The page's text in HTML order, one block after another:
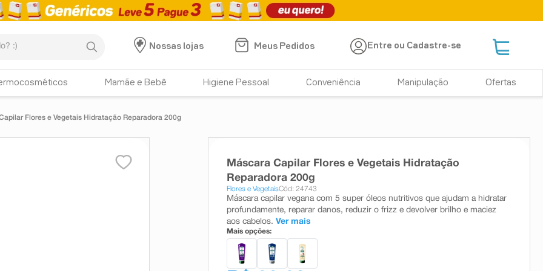
Nossas lojas
Meus Pedidos Entre ou Cadastre-se
Mamãe e Bebê Higiene Pessoal Conveniência Manipulação Ofertas
Flores e Vegetais Hidratação Reparadora 200g
Máscara Capilar Flores e Vegetais Hidratação
Reparadora 200g
Flores e VegetaisCód: 24743
Máscara capilar vegana com 5 super óleos nutritivos que ajudam a hidratar
profundamente, reparar danos, reduzir o frizz e devolver brilho e maciez
aos cabelos. Ver mais
Mais opções: